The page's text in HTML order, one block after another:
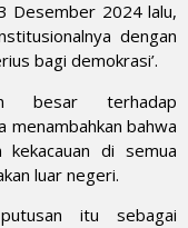
Desember 2024 lalu,
dengan
bagi demokrasi’.
besar terhadap
menambahkan bahwa
di semua
luar negeri.
itu sebagai